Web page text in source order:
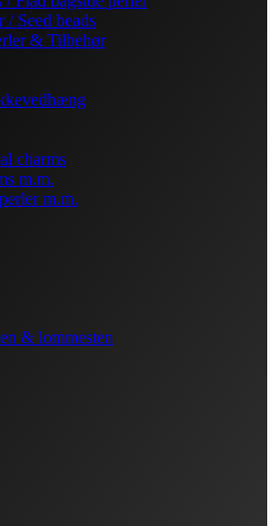
/ Seed beads
& Tilbehør
charms
m.m.
m.m.
& lommesten